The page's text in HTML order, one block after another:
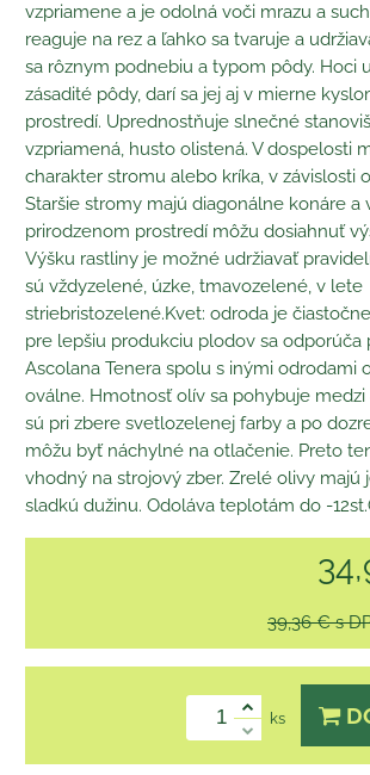
vzpriamene a je odolná voči mrazu a
reaguje na rez a ľahko sa tvaruje a
sa rôznym podnebiu a typom pôdy. Hoci
zásadité pôdy, darí sa jej aj v mierne
prostredí. Uprednostňuje slnečné
vzpriamená, husto olistená. V dospelosti
charakter stromu alebo kríka, v závislosti
Staršie stromy majú diagonálne konáre a
prirodzenom prostredí môžu dosiahnuť
Výšku rastliny je možné udržiavať
sú vždyzelené, úzke, tmavozelené, v lete
striebristozelené.Kvet: odroda je
pre lepšiu produkciu plodov sa odporúča
Ascolana Tenera spolu s inými odrodami
oválne. Hmotnosť olív sa pohybuje medzi
sú pri zbere svetlozelenej farby a po
môžu byť náchylné na otlačenie. Preto
vhodný na strojový zber. Zrelé olivy majú
sladkú dužinu. Odoláva teplotám do -
39,36 € s
ks